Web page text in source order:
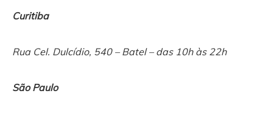
Curitiba
Rua Cel. Dulcídio, 540 – Batel – das 10h às 22h
São Paulo